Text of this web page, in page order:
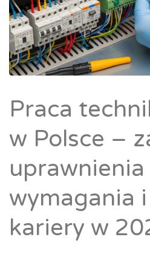
Praca
w Polsce –
uprawnienia
wymagania
kariery w